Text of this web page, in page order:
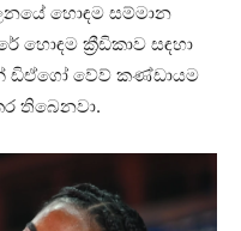
හොඳම සම්මාන
හොඳම ක්‍රීඩිකාව සඳහා
ඩිඒගෝ වේව් කණ්ඩායම
තිබෙනවා.